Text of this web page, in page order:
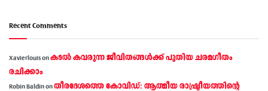
Recent Comments
Xavierlouisonകടല്‍ കവരുന്ന ജീവിതങ്ങള്‍ക്ക് പുതിയ ചരമഗീതം
രചിക്കാം
Robin Baldinonതീരദേശത്തെ കോവിഡ്: ആത്മീയ രാഷ്ട്രീയത്തിന്റെ